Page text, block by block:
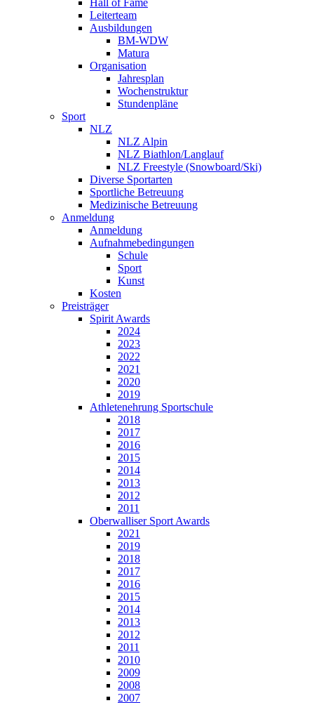
Hall of Fame
Leiterteam
Ausbildungen
BM-WDW
Matura
Organisation
Jahresplan
Wochenstruktur
Stundenpläne
Sport
NLZ
NLZ Alpin
NLZ Biathlon/Langlauf
NLZ Freestyle (Snowboard/Ski)
Diverse Sportarten
Sportliche Betreuung
Medizinische Betreuung
Anmeldung
Anmeldung
Aufnahmebedingungen
Schule
Sport
Kunst
Kosten
Preisträger
Spirit Awards
2024
2023
2022
2021
2020
2019
Athletenehrung Sportschule
2018
2017
2016
2015
2014
2013
2012
2011
Oberwalliser Sport Awards
2021
2019
2018
2017
2016
2015
2014
2013
2012
2011
2010
2009
2008
2007